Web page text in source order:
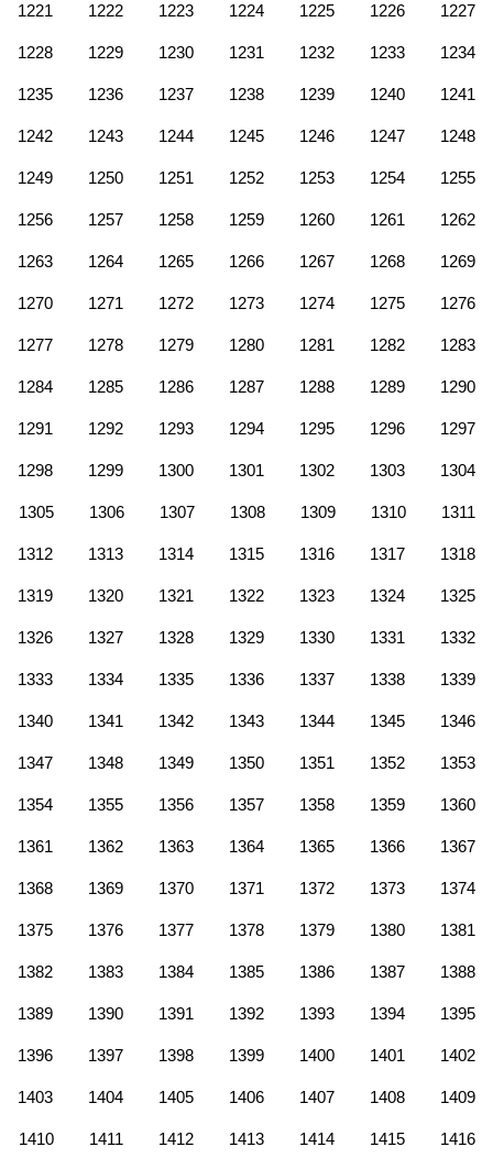
1221 1222 1223 1224 1225 1226 1227
1228 1229 1230 1231 1232 1233 1234
1235 1236 1237 1238 1239 1240 1241
1242 1243 1244 1245 1246 1247 1248
1249 1250 1251 1252 1253 1254 1255
1256 1257 1258 1259 1260 1261 1262
1263 1264 1265 1266 1267 1268 1269
1270 1271 1272 1273 1274 1275 1276
1277 1278 1279 1280 1281 1282 1283
1284 1285 1286 1287 1288 1289 1290
1291 1292 1293 1294 1295 1296 1297
1298 1299 1300 1301 1302 1303 1304
1305 1306 1307 1308 1309 1310 1311
1312 1313 1314 1315 1316 1317 1318
1319 1320 1321 1322 1323 1324 1325
1326 1327 1328 1329 1330 1331 1332
1333 1334 1335 1336 1337 1338 1339
1340 1341 1342 1343 1344 1345 1346
1347 1348 1349 1350 1351 1352 1353
1354 1355 1356 1357 1358 1359 1360
1361 1362 1363 1364 1365 1366 1367
1368 1369 1370 1371 1372 1373 1374
1375 1376 1377 1378 1379 1380 1381
1382 1383 1384 1385 1386 1387 1388
1389 1390 1391 1392 1393 1394 1395
1396 1397 1398 1399 1400 1401 1402
1403 1404 1405 1406 1407 1408 1409
1410 1411 1412 1413 1414 1415 1416